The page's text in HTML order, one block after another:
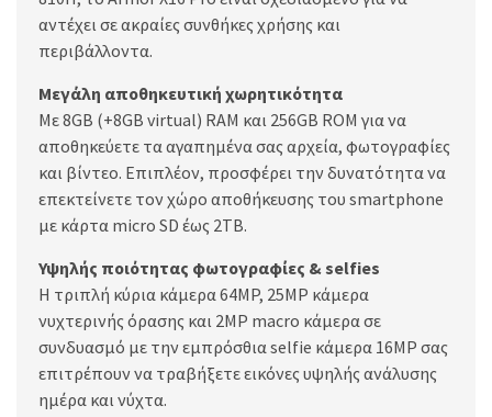
αντέχει σε ακραίες συνθήκες χρήσης και
περιβάλλοντα.
Μεγάλη αποθηκευτική χωρητικότητα
Με 8GB (+8GB virtual) RAM και 256GB ROM για να
αποθηκεύετε τα αγαπημένα σας αρχεία, φωτογραφίες
και βίντεο. Επιπλέον, προσφέρει την δυνατότητα να
επεκτείνετε τον χώρο αποθήκευσης του smartphone
με κάρτα micro SD έως 2TB.
Υψηλής ποιότητας φωτογραφίες & selfies
Η τριπλή κύρια κάμερα 64MP, 25MP κάμερα
νυχτερινής όρασης και 2MP macro κάμερα σε
συνδυασμό με την εμπρόσθια selfie κάμερα 16MP σας
επιτρέπουν να τραβήξετε εικόνες υψηλής ανάλυσης
ημέρα και νύχτα.